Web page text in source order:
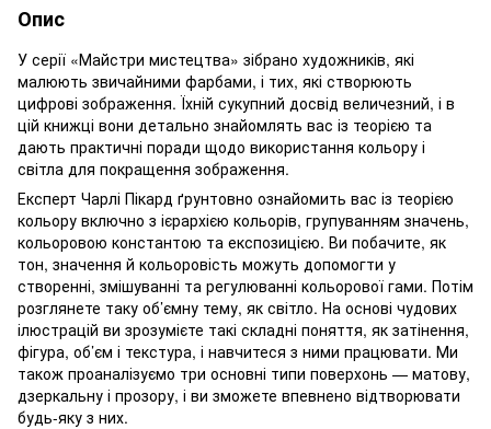
Опис
У серії «Майстри мистецтва» зібрано художників, які
малюють звичайними фарбами, і тих, які створюють
цифрові зображення. Їхній сукупний досвід величезний, і в
цій книжці вони детально знайомлять вас із теорією та
дають практичні поради щодо використання кольору і
світла для покращення зображення.
Експерт Чарлі Пікард ґрунтовно ознайомить вас із теорією
кольору включно з ієрархією кольорів, групуванням значень,
кольоровою константою та експозицією. Ви побачите, як
тон, значення й кольоровість можуть допомогти у
створенні, змішуванні та регулюванні кольорової гами. Потім
розглянете таку об’ємну тему, як світло. На основі чудових
ілюстрацій ви зрозумієте такі складні поняття, як затінення,
фігура, об’єм і текстура, і навчитеся з ними працювати. Ми
також проаналізуємо три основні типи поверхонь — матову,
дзеркальну і прозору, і ви зможете впевнено відтворювати
будь-яку з них.